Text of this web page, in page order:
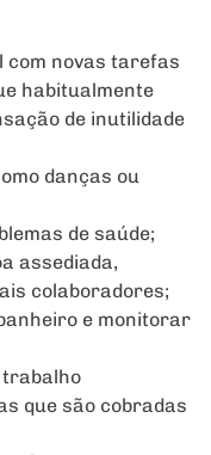
novas tarefas
habitualmente
de inutilidade
danças ou
de saúde;
assediada,
colaboradores;
e monitorar
trabalho
que são cobradas